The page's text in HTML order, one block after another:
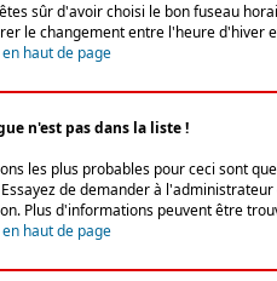
sûr d'avoir choisi le bon fuseau
le changement entre l'heure d'hiver
en haut de page
n'est pas dans la liste !
les plus probables pour ceci sont
de demander à
Plus d'informations peuvent être
en haut de page